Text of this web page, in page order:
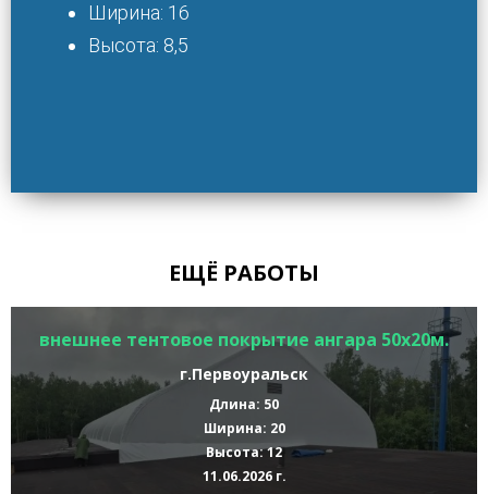
Ширина: 16
Высота: 8,5
ЕЩЁ РАБОТЫ
внешнее тентовое покрытие ангара 50х20м.
г.Первоуральск
Длина: 50
Ширина: 20
Высота: 12
11.06.2026 г.